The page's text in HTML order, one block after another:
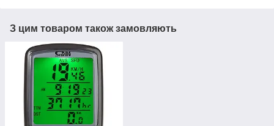
З цим товаром також замовляють